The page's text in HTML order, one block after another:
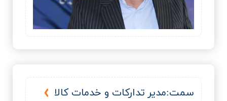
سمت:مدیر تدارکات و خدمات کالا